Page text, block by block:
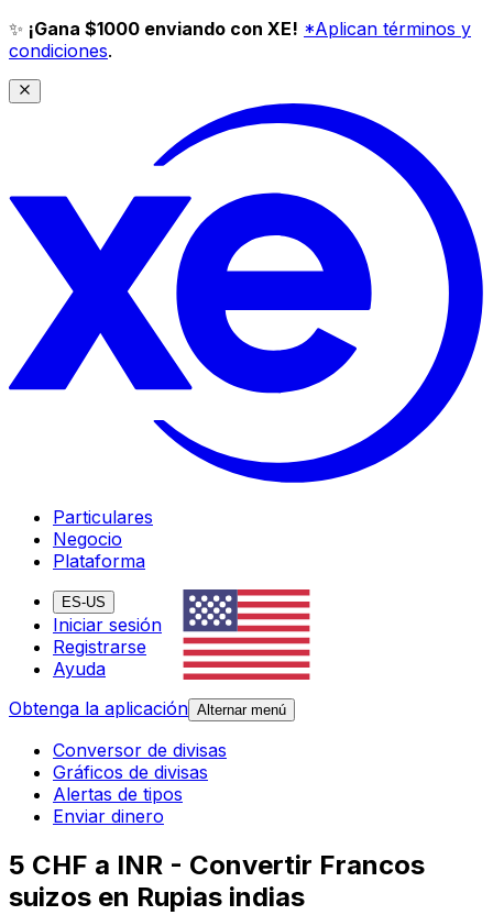
✨ ¡Gana $1000 enviando con XE! *Aplican términos y
condiciones.
Particulares
Negocio
Plataforma
ES-US
Iniciar sesión
Registrarse
Ayuda
Obtenga la aplicación Alternar menú
Conversor de divisas
Gráficos de divisas
Alertas de tipos
Enviar dinero
5 CHF a INR - Convertir Francos
suizos en Rupias indias